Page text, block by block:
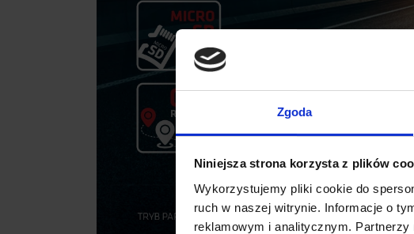
Zgoda
Niniejsza strona korzysta z plików
Wykorzystujemy pliki cookie do
ruch w naszej witrynie. Informacje o
reklamowym i analitycznym.